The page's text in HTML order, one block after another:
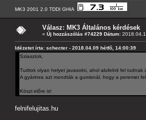
MK3 2001 2.0 TDDI GHIA
Válasz: MK3 Általános kérdések
« Új hozzászólás #74229 Dátum:
Idézetet írta: schecter - 2018.04.09 hétfő, 14:00:39
Sziasztok,
Tudtok olyan helyet javasolni, ahol alufelnit fel tudnak
A gyárimra azt mondták a gumisnál, hogy a peremet
Köszi előre is!
felnifelujitas.hu